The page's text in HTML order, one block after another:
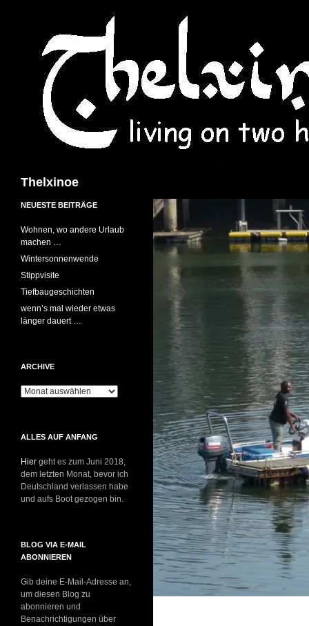
Thelxinoe
NEUESTE BEITRÄGE
Wohnen, wo andere Urlaub
machen …
Wintersonnenwende
Stippvisite
Tiefbaugeschichten
wenn’s mal wieder etwas
länger dauert …
ARCHIVE
Archive
ALLES AUF ANFANG
Hier geht es zum Juni 2018,
dem letzten Monat, bevor ich
Deutschland verlassen habe
und aufs Boot gezogen bin.
BLOG VIA E-MAIL
ABONNIEREN
Gib deine E-Mail-Adresse an,
um diesen Blog zu
abonnieren und
Benachrichtigungen über